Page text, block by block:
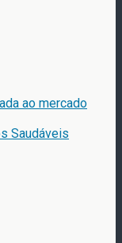
ao mercado
Saudáveis